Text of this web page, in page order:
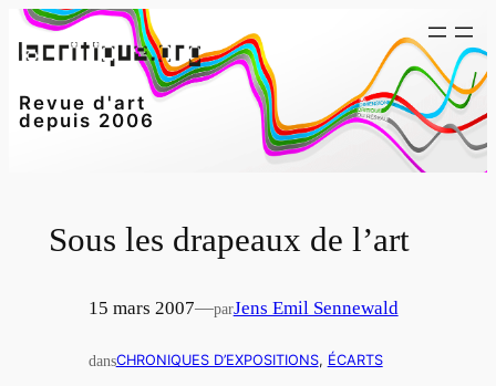
Aller
au
Revue d'art
depuis 2006
Sous les drapeaux de l’art
15 mars 2007—parJens Emil Sennewald
dansCHRONIQUES D’EXPOSITIONS, ÉCARTS